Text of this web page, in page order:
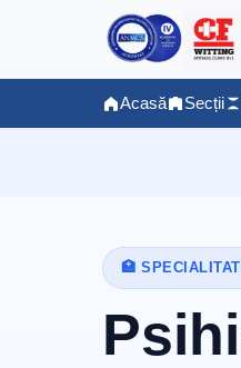
Acasă Secții
🏥